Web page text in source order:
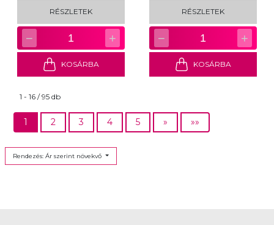
RÉSZLETEK
− 1 +
KOSÁRBA
RÉSZLETEK
− 1 +
KOSÁRBA
1 - 16 / 95 db
1 2 3 4 5 » »»
Rendezés: Ár szerint növekvő